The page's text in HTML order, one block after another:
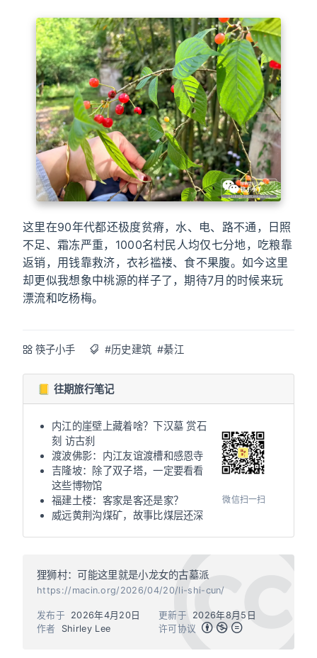
这里在90年代都还极度贫瘠，水、电、路不通，日照
不足、霜冻严重，1000名村民人均仅七分地，吃粮靠
返销，用钱靠救济，衣衫褴褛、食不果腹。如今这里
却更似我想象中桃源的样子了，期待7月的时候来玩
漂流和吃杨梅。
筷子小手 #历史建筑 #綦江
📒 往期旅行笔记
内江的崖壁上藏着啥？下汉墓 赏石
刻 访古刹
渡波佛影：内江友谊渡槽和感恩寺
吉隆坡：除了双子塔，一定要看看
这些博物馆
福建土楼：客家是客还是家？
威远黄荆沟煤矿，故事比煤层还深
微信扫一扫
狸狮村：可能这里就是小龙女的古墓派
https://macin.org/2026/04/20/li-shi-cun/
作者 Shirley Lee
发布于 2026年4月20日 更新于
2026年8月5日
许可协议